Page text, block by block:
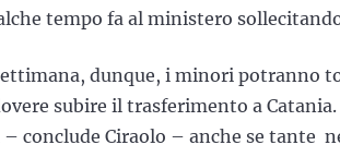
tempo fa al ministero
dunque, i minori potranno
subire il trasferimento a
– conclude Ciraolo – anche se tante